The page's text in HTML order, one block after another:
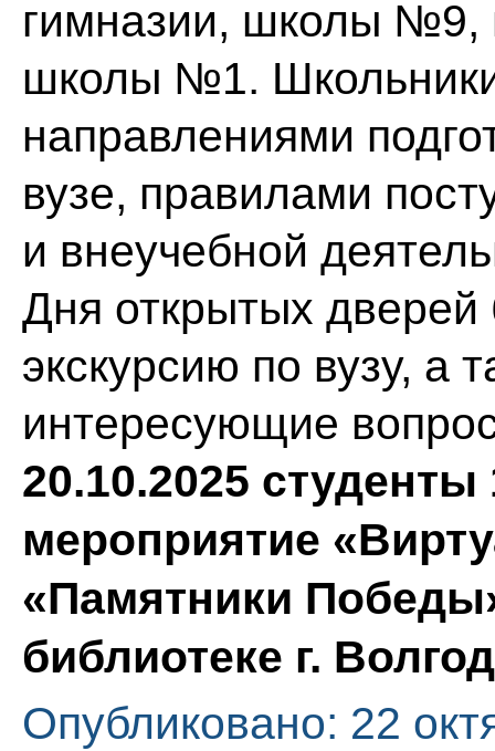
гимназии, школы
школы №1.
направлениями
вузе, правилами
и внеучебной
Дня открытых
экскурсию по вузу, а
интересующие
20.10.2025 студенты
мероприятие
«Памятники
библиотеке г.
Опубликовано: 22